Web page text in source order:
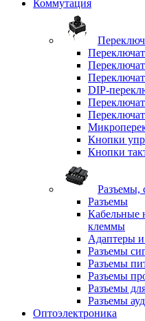
Коммутация
DIP-
Кнопки
Кнопки
Разъемы,
Разъемы
Кабельные
клеммы
Адаптеры
Разъемы
Разъемы
Разъемы
Разъемы
Разъемы
Оптоэлектроника